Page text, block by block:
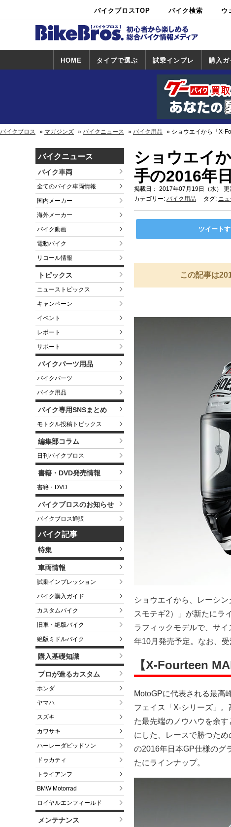
バイクブロスTOP バイク検索
中古バイ
ク・新車検
カタログ検
索
ショップ検
索
ウ
HOME タイプで選ぶ 試乗インプレ
試乗インプレ
一覧
ホンダ
ヤマハ
スズキ
カワサキ
ハーレー
BMW
トライアンフ
ドゥカティ
購入ガ
一覧
バイクブロス マガジンズ バイクニュース バイク用品 ショウエイから「X-
バイクニュース
バイク車両
全てのバイク車両情報
国内メーカー
海外メーカー
バイク動画
電動バイク
リコール情報
トピックス
ニューストピックス
キャンペーン
イベント
レポート
サポート
バイクパーツ用品
バイクパーツ
バイク用品
バイク専用SNSまとめ
モトクル投稿トピックス
編集部コラム
日刊バイクブロス
書籍・DVD発売情報
書籍・DVD
バイクブロスのお知らせ
バイクブロス通販
バイク記事
特集
車両情報
試乗インプレッション
バイク購入ガイド
カスタムバイク
旧車・絶版バイク
絶版ミドルバイク
購入基礎知識
プロが造るカスタム
ホンダ
ヤマハ
スズキ
カワサキ
ハーレーダビッドソン
ドゥカティ
トライアンフ
BMW Motorrad
ロイヤルエンフィールド
メンテナンス
ショウエイ
手の2016年
掲載日： 2017年07月19日（水） 更
カテゴリー: バイク用品 タグ: ニ
ツイート
この記事は
ショウエイから、レーシ
スモテギ2）」が新たにラ
ラフィックモデルで、サ
年10月発売予定。なお、
【X-Fourteen
MotoGPに代表される最高
フェイス「X-シリーズ」
た最先端のノウハウを余
にした、レースで勝つた
の2016年日本GP仕様のグ
たにラインナップ。